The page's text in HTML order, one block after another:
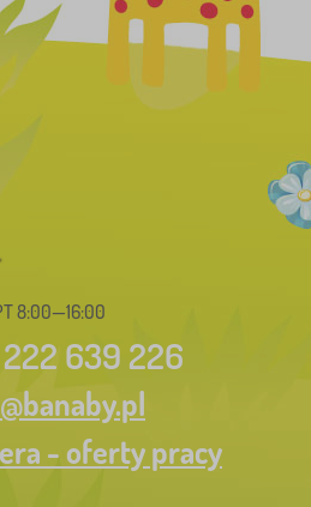
8:00—16:00
222 639 226
- oferty pracy